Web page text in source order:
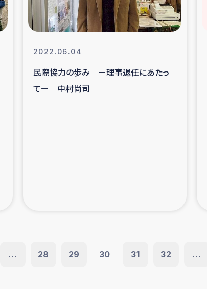
（カカオ）事業
2022.06.04
民際協力の歩み ー理事退任にあたっ
てー 中村尚司
... 28 29 30 31 32 ...